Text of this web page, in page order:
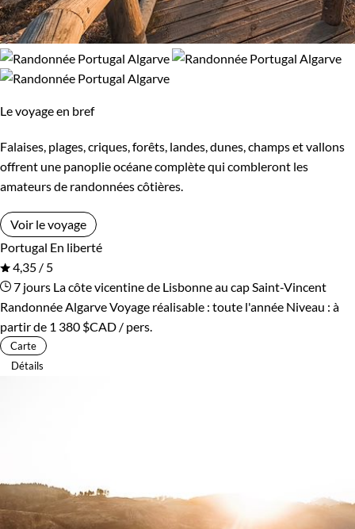
Le voyage en bref
Falaises, plages, criques, forêts, landes, dunes, champs et vallons
offrent une panoplie océane complète qui combleront les
amateurs de randonnées côtières.
Voir le voyage
Portugal En liberté
4,35 / 5
7 jours La côte vicentine de Lisbonne au cap Saint-Vincent
Randonnée AlgarveVoyage réalisable : toute l'année Niveau : à
partir de 1 380 $CAD / pers.
Carte
Détails